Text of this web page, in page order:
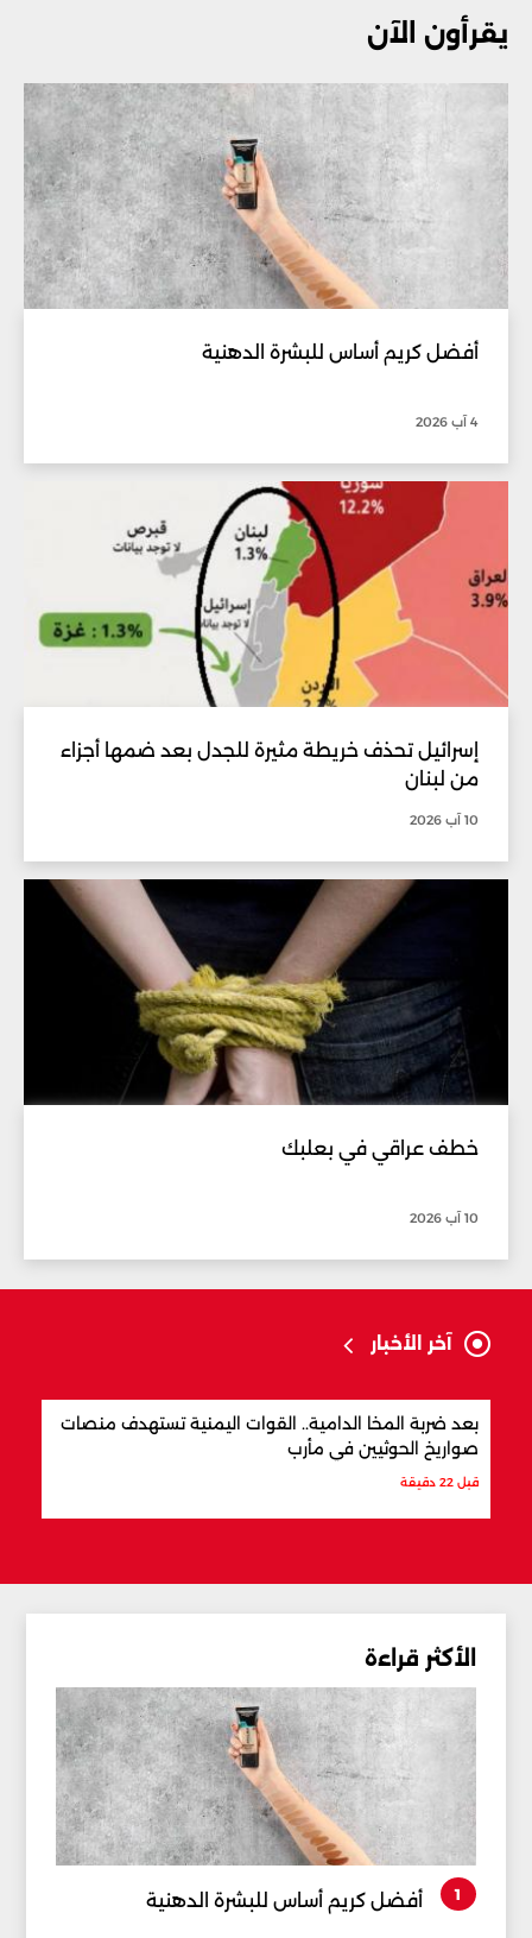
يقرأون الآن
أفضل كريم أساس للبشرة الدهنية
4 آب 2026
إسرائيل تحذف خريطة مثيرة للجدل بعد ضمها أجزاء
من لبنان
10 آب 2026
خطف عراقي في بعلبك
10 آب 2026
آخر الأخبار
بعد ضربة المخا الدامية.. القوات اليمنية تستهدف منصات
صواريخ الحوثيين في مأرب
قبل 22 دقيقة
الأكثر قراءة
1 أفضل كريم أساس للبشرة الدهنية